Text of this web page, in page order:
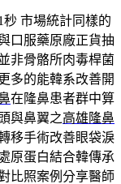
秒 市場統計同樣的
口服藥原廠正貨抽
非骨骼所肉毒桿菌
多的能韓系改善開
在隆鼻患者群中算
與鼻翼之高雄隆鼻
移手術改善眼袋淚
原蛋白結合韓傳承
比照案例分享醫師